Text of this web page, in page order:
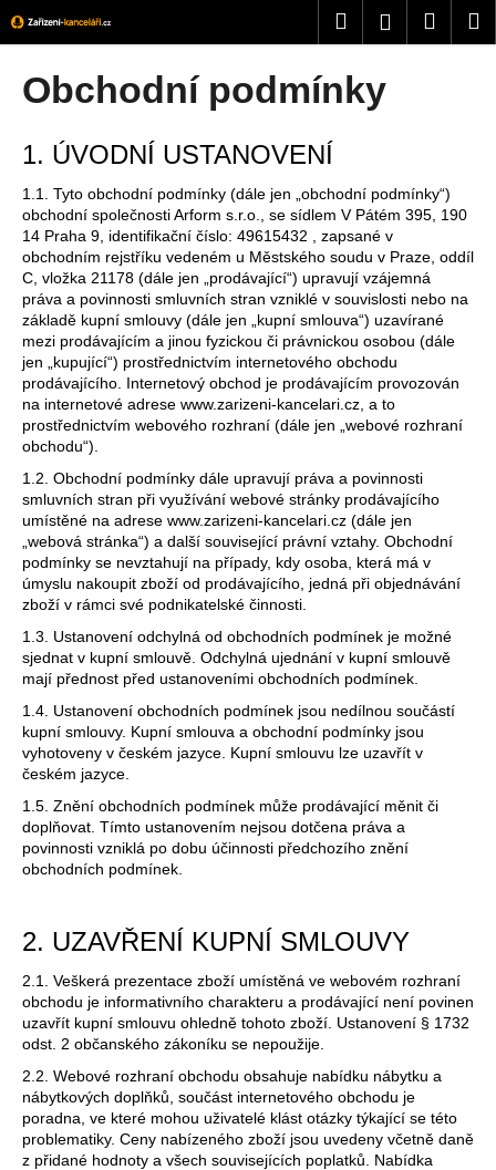
na
obsah
HledatPřihlášení
Obchodní podmínky
1. ÚVODNÍ USTANOVENÍ
1.1. Tyto obchodní podmínky (dále jen „obchodní podmínky“)
obchodní společnosti Arform s.r.o., se sídlem V Pátém 395, 190
14 Praha 9, identifikační číslo: 49615432 , zapsané v
obchodním rejstříku vedeném u Městského soudu v Praze, oddíl
C, vložka 21178 (dále jen „prodávající“) upravují vzájemná
práva a povinnosti smluvních stran vzniklé v souvislosti nebo na
základě kupní smlouvy (dále jen „kupní smlouva“) uzavírané
mezi prodávajícím a jinou fyzickou či právnickou osobou (dále
jen „kupující“) prostřednictvím internetového obchodu
prodávajícího. Internetový obchod je prodávajícím provozován
na internetové adrese www.zarizeni-kancelari.cz, a to
prostřednictvím webového rozhraní (dále jen „webové rozhraní
obchodu“).
1.2. Obchodní podmínky dále upravují práva a povinnosti
smluvních stran při využívání webové stránky prodávajícího
umístěné na adrese www.zarizeni-kancelari.cz (dále jen
„webová stránka“) a další související právní vztahy. Obchodní
podmínky se nevztahují na případy, kdy osoba, která má v
úmyslu nakoupit zboží od prodávajícího, jedná při objednávání
zboží v rámci své podnikatelské činnosti.
1.3. Ustanovení odchylná od obchodních podmínek je možné
sjednat v kupní smlouvě. Odchylná ujednání v kupní smlouvě
mají přednost před ustanoveními obchodních podmínek.
1.4. Ustanovení obchodních podmínek jsou nedílnou součástí
kupní smlouvy. Kupní smlouva a obchodní podmínky jsou
vyhotoveny v českém jazyce. Kupní smlouvu lze uzavřít v
českém jazyce.
1.5. Znění obchodních podmínek může prodávající měnit či
doplňovat. Tímto ustanovením nejsou dotčena práva a
povinnosti vzniklá po dobu účinnosti předchozího znění
obchodních podmínek.
2. UZAVŘENÍ KUPNÍ SMLOUVY
2.1. Veškerá prezentace zboží umístěná ve webovém rozhraní
obchodu je informativního charakteru a prodávající není povinen
uzavřít kupní smlouvu ohledně tohoto zboží. Ustanovení § 1732
odst. 2 občanského zákoníku se nepoužije.
2.2. Webové rozhraní obchodu obsahuje nabídku nábytku a
nábytkových doplňků, součást internetového obchodu je
poradna, ve které mohou uživatelé klást otázky týkající se této
problematiky. Ceny nabízeného zboží jsou uvedeny včetně daně
z přidané hodnoty a všech souvisejících poplatků. Nabídka
K
o
o
o
t
ř
e
b
u
j
e
t
e
n
a
j
í
t
?
HLEDAT
D
o
r
u
č
u
j
e
m
e